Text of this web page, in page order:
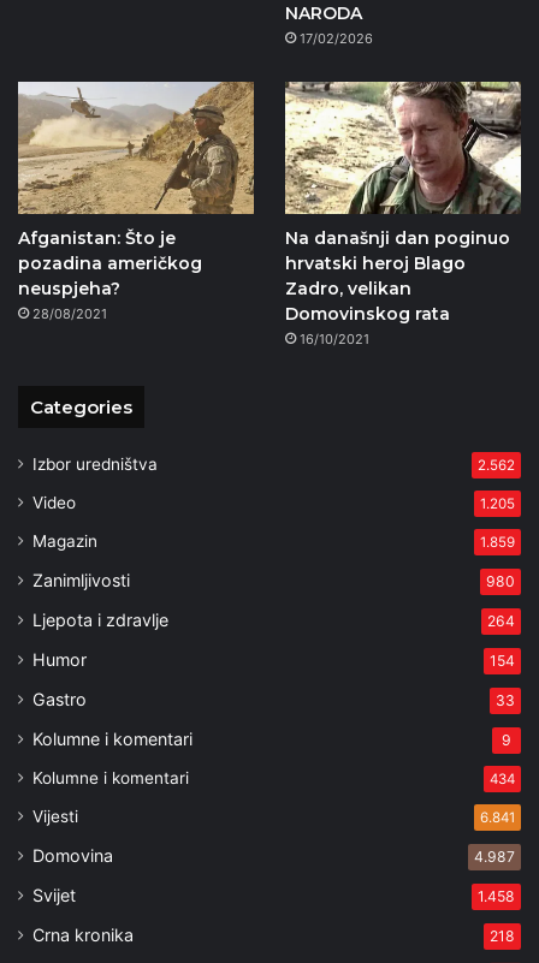
NARODA
17/02/2026
Afganistan: Što je
pozadina američkog
neuspjeha?
28/08/2021
Na današnji dan poginuo
hrvatski heroj Blago
Zadro, velikan
Domovinskog rata
16/10/2021
Categories
Izbor uredništva 2.562
Video 1.205
Magazin 1.859
Zanimljivosti 980
Ljepota i zdravlje 264
Humor 154
Gastro 33
Kolumne i komentari 9
Kolumne i komentari 434
Vijesti 6.841
Domovina 4.987
Svijet 1.458
Crna kronika 218